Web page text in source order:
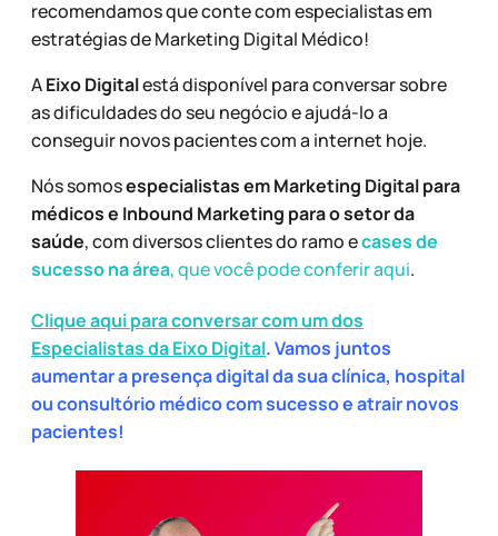
recomendamos que conte com especialistas em
estratégias de Marketing Digital Médico!
AEixo Digitalestá disponível para conversar sobre
as dificuldades do seu negócio e ajudá-lo a
conseguir novos pacientes com a internet hoje.
Nós somosespecialistas em Marketing Digital para
médicos e Inbound Marketing para o setor da
saúde, com diversos clientes do ramo ecases de
sucesso na área, que você pode conferir aqui.
Clique aqui para conversar com um dos
Especialistas da Eixo Digital. Vamos juntos
aumentar a presença digital da sua clínica, hospital
ou consultório médico com sucesso e atrair novos
pacientes!